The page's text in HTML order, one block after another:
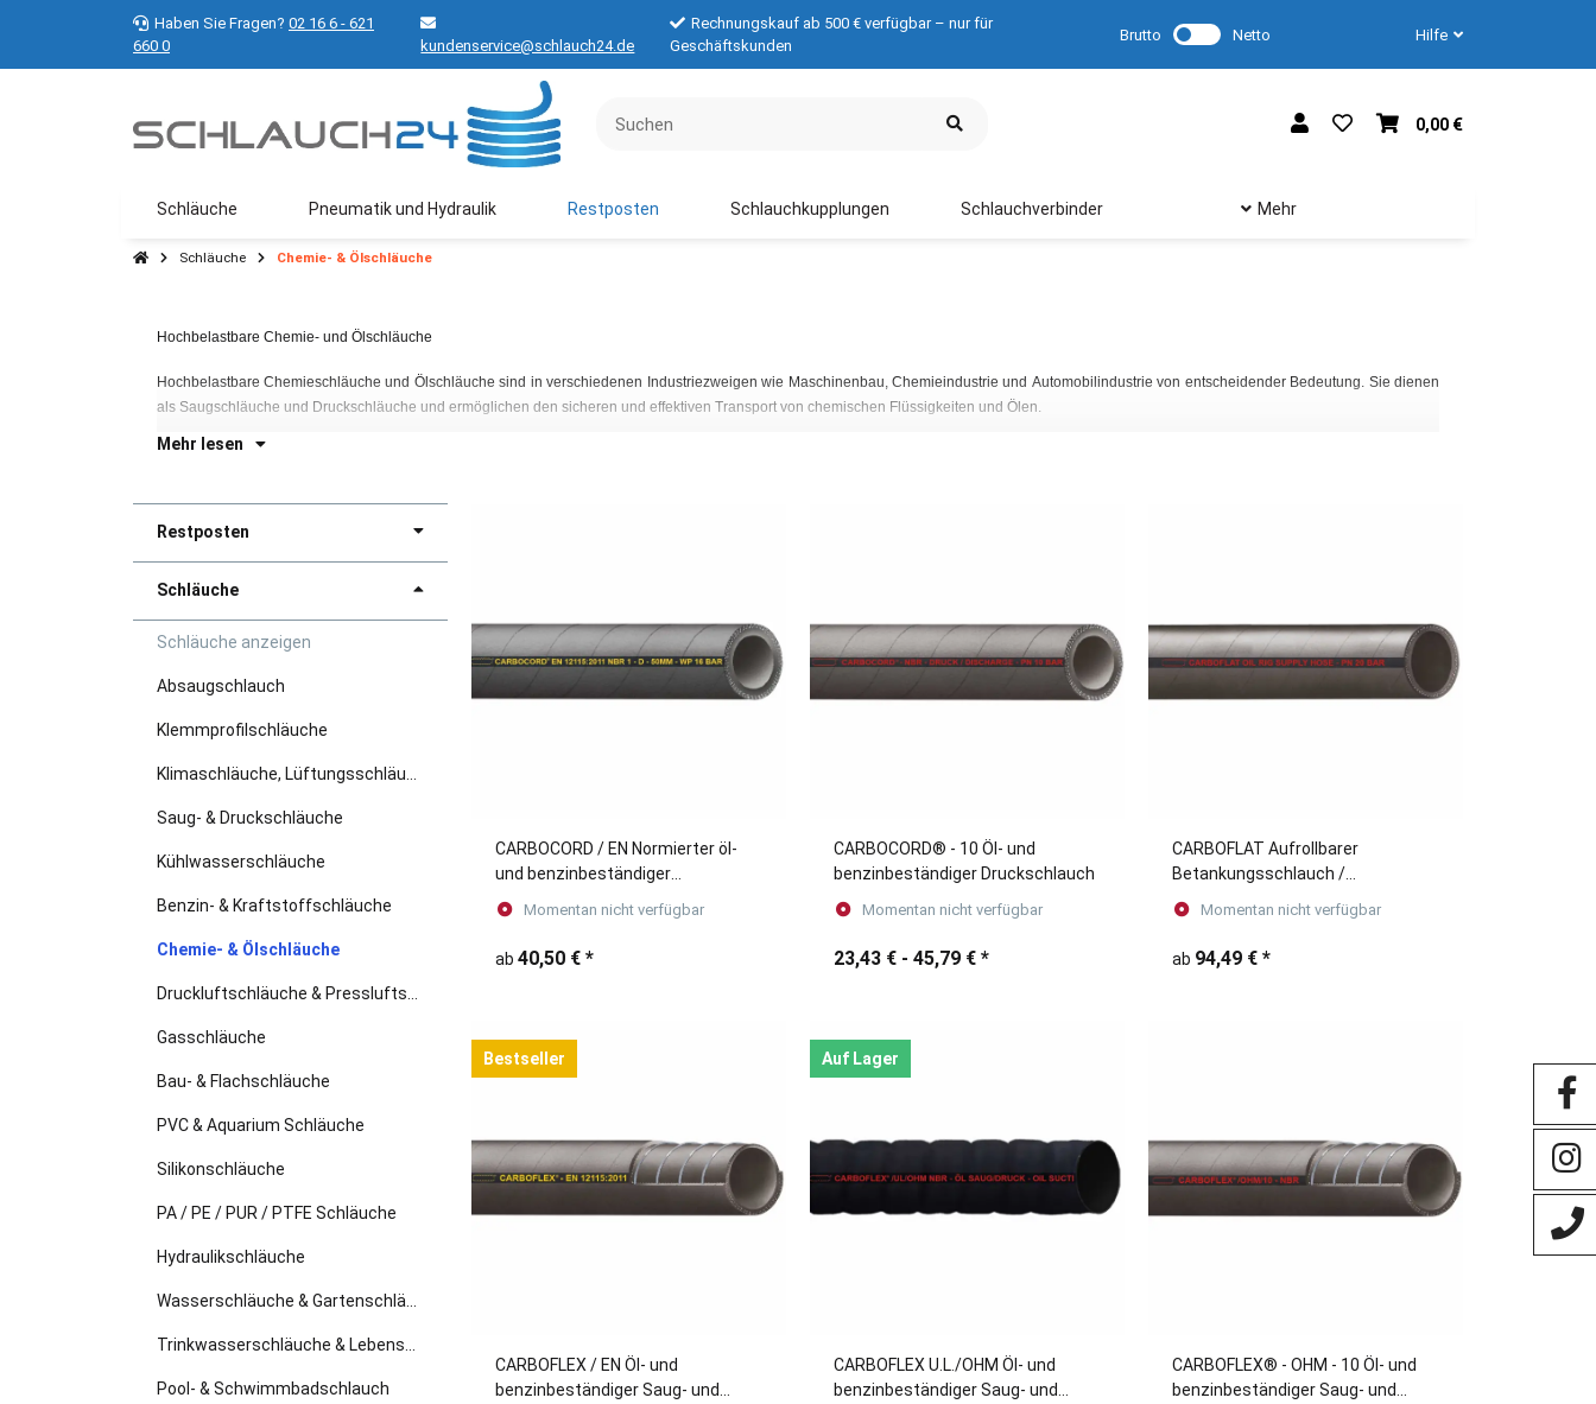
Haben Sie Fragen? 02 16 6 - 621
660 0
kundenservice@schlauch24.de
Rechnungskauf ab 500 € verfügbar – nur für
Geschäftskunden
Brutto Netto Hilfe
0,00 €
Schläuche Pneumatik und Hydraulik Restposten Schlauchkupplungen Schlauchverbinder Mehr
Schläuche Chemie- & Ölschläuche
Hochbelastbare Chemie- und Ölschläuche
Hochbelastbare Chemieschläuche und Ölschläuche sind in verschiedenen Industriezweigen wie Maschinenbau, Chemieindustrie und Automobilindustrie von entscheidender Bedeutung. Sie dienen
als Saugschläuche und Druckschläuche und ermöglichen den sicheren und effektiven Transport von chemischen Flüssigkeiten und Ölen.
Mehr lesen
Restposten
Schläuche
Schläuche anzeigen
Absaugschlauch
Klemmprofilschläuche
Saug- & Druckschläuche
Kühlwasserschläuche
Benzin- & Kraftstoffschläuche
Chemie- & Ölschläuche
Gasschläuche
Bau- & Flachschläuche
PVC & Aquarium Schläuche
Silikonschläuche
PA / PE / PUR / PTFE Schläuche
Hydraulikschläuche
Pool- & Schwimmbadschlauch
CARBOCORD / EN Normierter öl-
und benzinbeständiger
Druckschlauch /
Tankwagenschlauch
Momentan nicht verfügbar
ab 40,50 € *
CARBOCORD® - 10 Öl- und
benzinbeständiger Druckschlauch
Momentan nicht verfügbar
23,43 € - 45,79 € *
CARBOFLAT Aufrollbarer
Betankungsschlauch /
Bunkerschlauch für die
Schiffsbetankung
Momentan nicht verfügbar
ab 94,49 € *
Bestseller
CARBOFLEX / EN Öl- und
benzinbeständiger Saug- und
Auf Lager
CARBOFLEX U.L./OHM Öl- und
benzinbeständiger Saug- und
CARBOFLEX® - OHM - 10 Öl- und
benzinbeständiger Saug- und